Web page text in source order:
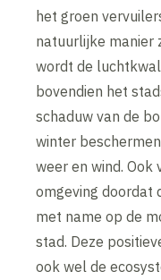
het groen
natuurlijke manier
wordt de
bovendien het
schaduw van de
winter
weer en wind. Ook
omgeving doordat
met name op de
stad. Deze
ook wel de